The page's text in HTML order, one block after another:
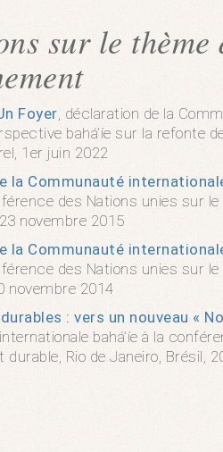
sur le thème
Foyer , déclaration de la
bahá’íe sur la refonte
1er juin 2022
la Communauté
des Nations unies sur
novembre 2015
la Communauté
des Nations unies sur
novembre 2014
: vers un nouveau «
bahá’íe à la
durable, Rio de Janeiro, Brésil,